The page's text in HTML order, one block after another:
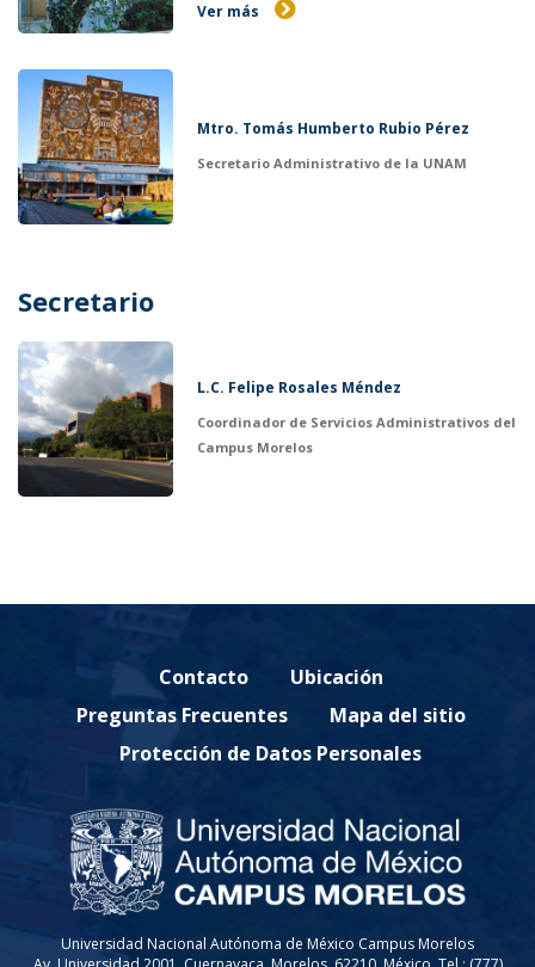
Ver más
Mtro. Tomás Humberto Rubio Pérez
Secretario Administrativo de la UNAM
Secretario
L.C. Felipe Rosales Méndez
Coordinador de Servicios Administrativos del
Campus Morelos
Contacto
Ubicación
Preguntas Frecuentes
Mapa del sitio
Protección de Datos Personales
Universidad Nacional Autónoma de México Campus Morelos